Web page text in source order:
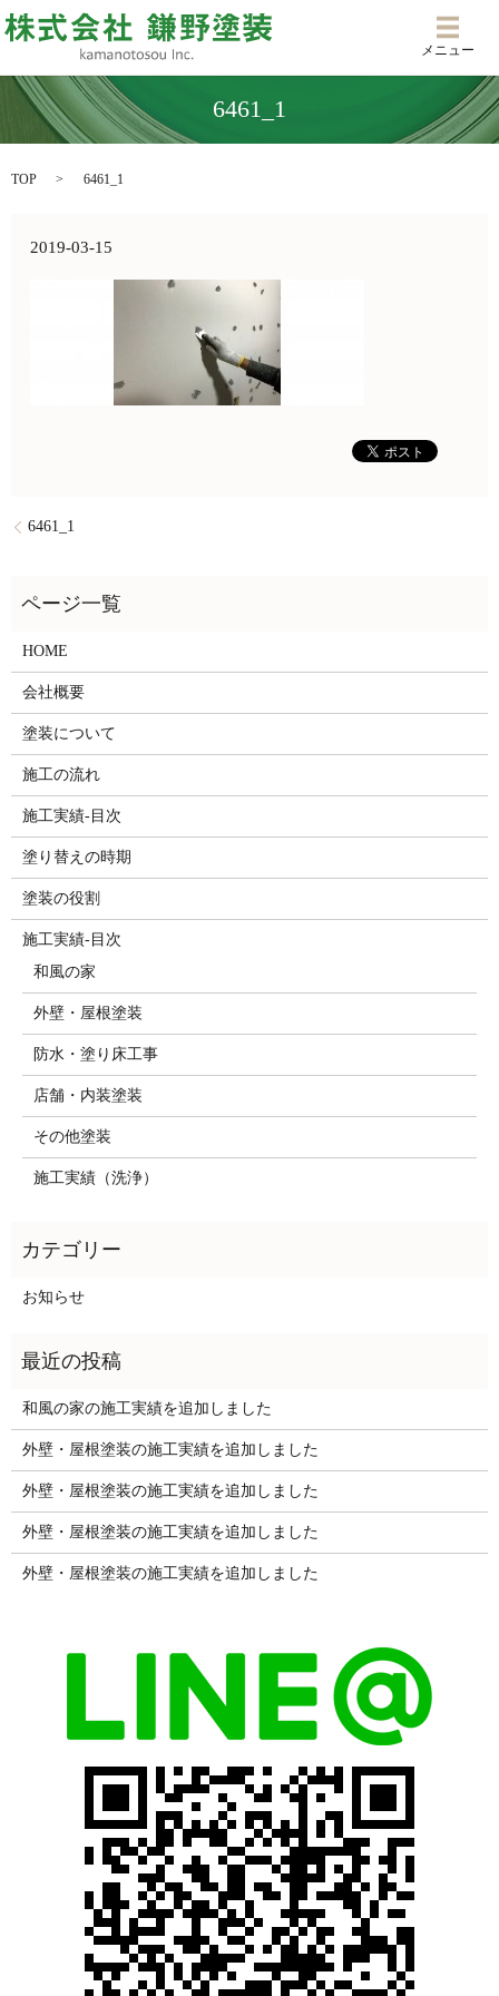
メニ
メニュー
6461_1
TOP 6461_1
2019-03-15
6461_1
HOME
会社概要
塗装について
施工の流れ
施工実績-目次
塗り替えの時期
塗装の役割
施工実績-目次
和風の家
外壁・屋根塗装
防水・塗り床工事
店舗・内装塗装
その他塗装
施工実績（洗浄）
お知らせ
和風の家の施工実績を追加しました
外壁・屋根塗装の施工実績を追加しました
外壁・屋根塗装の施工実績を追加しました
外壁・屋根塗装の施工実績を追加しました
外壁・屋根塗装の施工実績を追加しました